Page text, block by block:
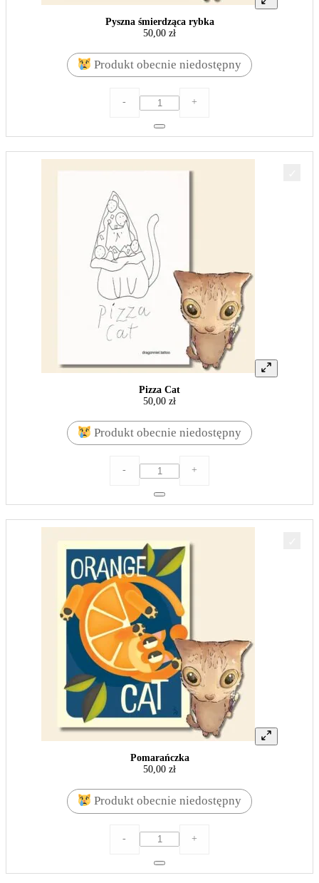
Pyszna śmierdząca rybka
50,00 zł
Produkt obecnie niedostępny
-
ilość
Pyszna
śmierdząca
rybka
+
Pizza Cat
50,00 zł
Produkt obecnie niedostępny
-
Pizza
+
Pomarańczka
50,00 zł
Produkt obecnie niedostępny
-
Pomarańczka
+